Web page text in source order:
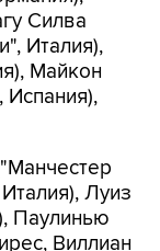
Силва
Италия),
Майкон
Испания),
Луиз
Паулинью
Виллиан